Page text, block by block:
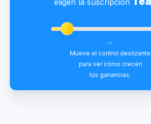
eligen la suscripción
Mueve el control deslizante
para ver cómo crecen
tus ganancias.